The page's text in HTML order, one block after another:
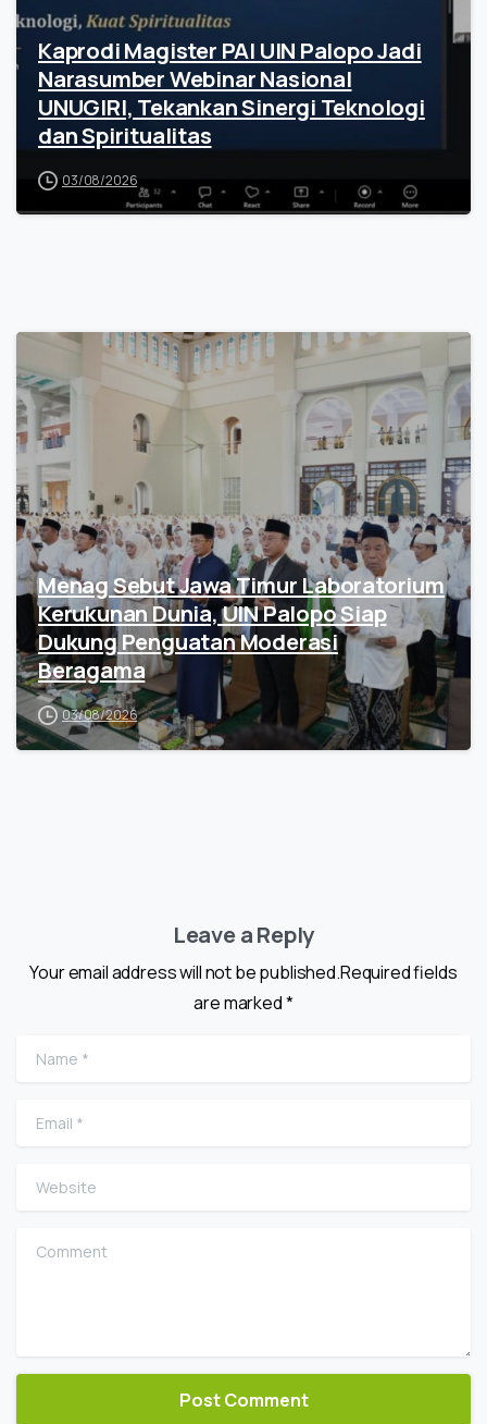
Kaprodi Magister PAI UIN Palopo Jadi
Narasumber Webinar Nasional
UNUGIRI, Tekankan Sinergi Teknologi
dan Spiritualitas
03/08/2026
Menag Sebut Jawa Timur Laboratorium
Kerukunan Dunia, UIN Palopo Siap
Dukung Penguatan Moderasi
Beragama
03/08/2026
Leave a Reply
Your email address will not be published.Required fields
are marked *
Name
Email
Website
Comment